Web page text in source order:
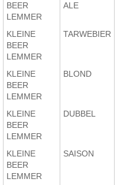
BEER
LEMMER
ALE
KLEINE
BEER
LEMMER
TARWEBIER
KLEINE
BEER
LEMMER
BLOND
KLEINE
BEER
LEMMER
DUBBEL
KLEINE
BEER
LEMMER
SAISON